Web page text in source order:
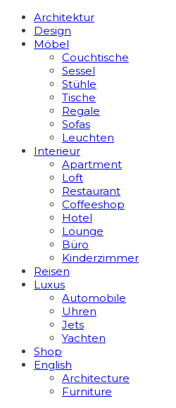
Architektur
Design
Möbel
Couchtische
Sessel
Stühle
Tische
Regale
Sofas
Leuchten
Interieur
Apart­ment
Loft
Restaurant
Coffeeshop
Hotel
Lounge
Büro
Kinderzimmer
Reisen
Luxus
Automobile
Uhren
Jets
Yachten
Shop
English
Architecture
Furniture